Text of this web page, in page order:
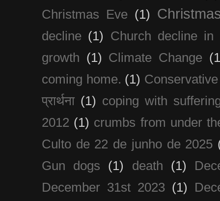
Christmas Eve (1)
decline (1)
Church decline
growth (1) Climate Change
coming home. (1)
प्रार्थना (1) coping with
2012 (1) crumbs from under
Culto de 22 de junho de 2025
Gun dogs
(1) death (1)
December 31st 2023 (1)